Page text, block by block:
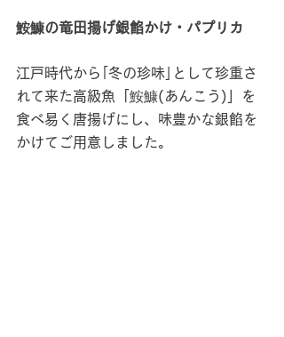
鮟鱇の竜田揚げ銀餡かけ・パプリカ
江戸時代から｢冬の珍味｣として珍重さ
れて来た高級魚「鮟鱇(あんこう)」を
食べ易く唐揚げにし、味豊かな銀餡を
かけてご用意しました。